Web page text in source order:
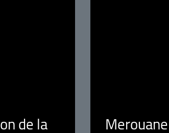
de la